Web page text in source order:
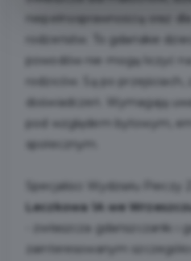
rodzeństw. To gdańskie
powodów nie mogą liczyć
rodziców. Są po
doświadczeń. Wymagają
pod względem bytowym,
społecznym.
Specjaliści Wydziału
Leczkowa 1A we
- zwłaszcza gdańszczanki i
zainteresowanym